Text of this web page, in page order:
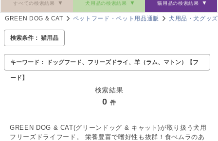
すべての検索結果 犬用品の検索結果 猫用品の検索結果
GREEN DOG & CAT ペットフード・ペット用品通販 犬用品・犬グッズ
検索条件： 猫用品
キーワード： ドッグフード、フリーズドライ、羊（ラム、マトン）【フ
ード】
検索結果
0 件
GREEN DOG & CAT(グリーンドッグ & キャット)が取り扱う犬用
フリーズドライフード。 栄養豊富で嗜好性も抜群！食べムラのあ